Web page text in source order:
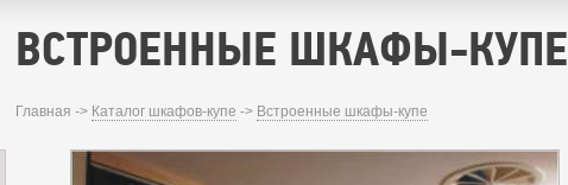
ВСТРОЕННЫЕ ШКАФЫ-КУПЕ
Главная -> Каталог шкафов-купе -> Встроенные шкафы-купе